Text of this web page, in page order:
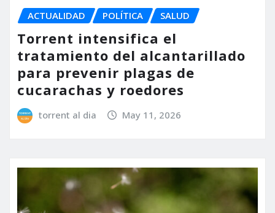
ACTUALIDAD POLÍTICA SALUD
Torrent intensifica el
tratamiento del alcantarillado
para prevenir plagas de
cucarachas y roedores
torrent al dia May 11, 2026